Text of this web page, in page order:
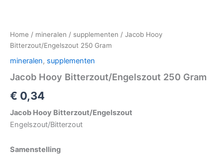
Home / mineralen / supplementen / Jacob Hooy
Bitterzout/Engelszout 250 Gram
mineralen, supplementen
Jacob Hooy Bitterzout/Engelszout 250 Gram
€ 0,34
Jacob Hooy Bitterzout/Engelszout
Engelszout/Bitterzout
Samenstelling